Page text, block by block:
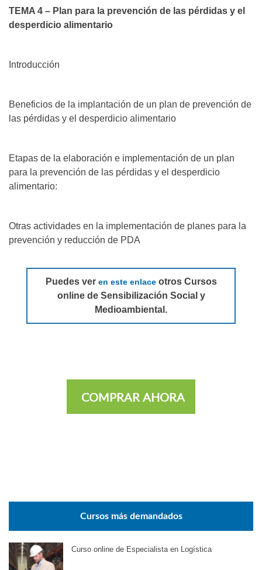
TEMA 4 – Plan para la prevención de las pérdidas y el
desperdicio alimentario
Introducción
Beneficios de la implantación de un plan de prevención de
las pérdidas y el desperdicio alimentario
Etapas de la elaboración e implementación de un plan
para la prevención de las pérdidas y el desperdicio
alimentario:
Otras actividades en la implementación de planes para la
prevención y reducción de PDA
Puedes ver en este enlaceotros Cursos
online de Sensibilización Social y
Medioambiental.
COMPRAR AHORA
Cursos más demandados
Curso online de Especialista en Logística